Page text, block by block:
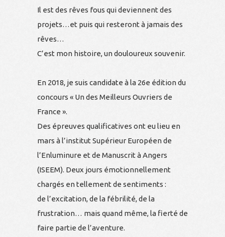
Il est des rêves fous qui deviennent des
projets…et puis qui resteront à jamais des
rêves…
C’est mon histoire, un douloureux souvenir.
En 2018, je suis candidate à la 26e édition du
concours « Un des Meilleurs Ouvriers de
France ».
Des épreuves qualificatives ont eu lieu en
mars à l’institut Supérieur Européen de
l’Enluminure et de Manuscrit à Angers
(ISEEM). Deux jours émotionnellement
chargés en tellement de sentiments :
de l’excitation, de la fébrilité, de la
frustration… mais quand même, la fierté de
faire partie de l’aventure.